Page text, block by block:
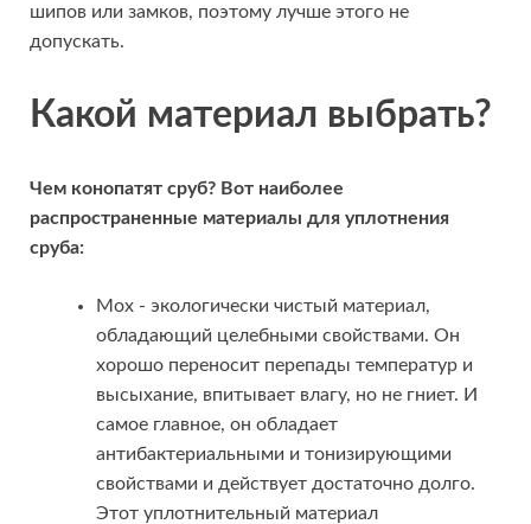
шипов или замков, поэтому лучше этого не
допускать.
Какой материал выбрать?
Чем конопатят сруб? Вот наиболее
распространенные материалы для уплотнения
сруба:
Мох - экологически чистый материал,
обладающий целебными свойствами. Он
хорошо переносит перепады температур и
высыхание, впитывает влагу, но не гниет. И
самое главное, он обладает
антибактериальными и тонизирующими
свойствами и действует достаточно долго.
Этот уплотнительный материал